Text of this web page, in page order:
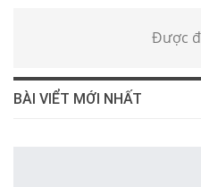
Được
BÀI VIỂT MỚI NHẤT